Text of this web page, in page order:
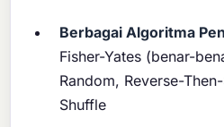
Berbagai Algoritma
Fisher-Yates (benar-
Random, Reverse-
Shuffle